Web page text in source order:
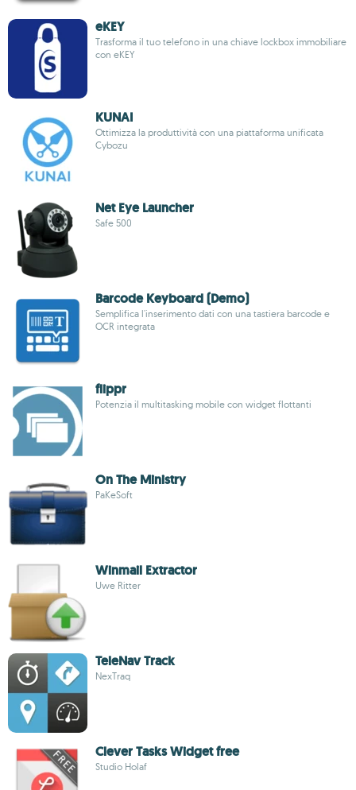
eKEY
Trasforma il tuo telefono in una chiave lockbox immobiliare
con eKEY
KUNAI
Ottimizza la produttività con una piattaforma unificata
Cybozu
Net Eye Launcher
Safe 500
Barcode Keyboard (Demo)
Semplifica l'inserimento dati con una tastiera barcode e
OCR integrata
flippr
Potenzia il multitasking mobile con widget flottanti
On The Ministry
PaKeSoft
Winmail Extractor
Uwe Ritter
TeleNav Track
NexTraq
Clever Tasks Widget free
Studio Holaf